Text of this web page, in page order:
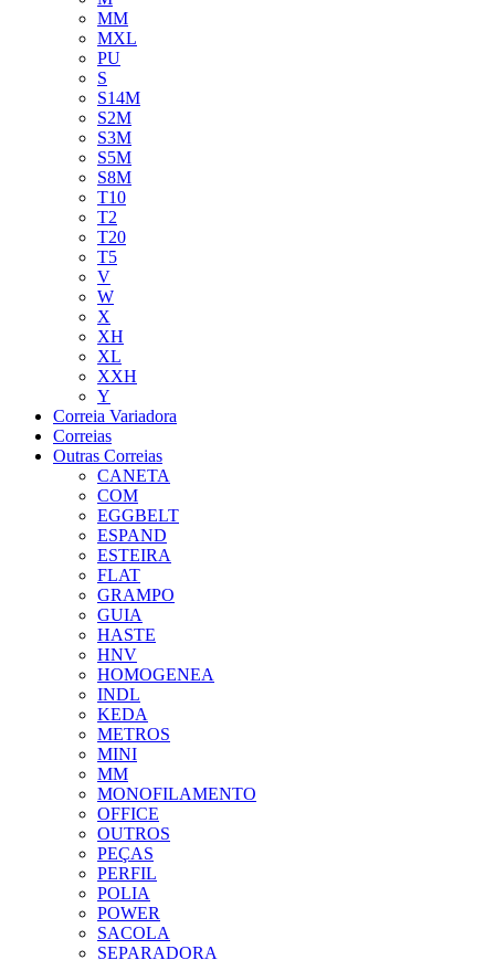
MM
MXL
PU
S
S14M
S2M
S3M
S5M
S8M
T10
T2
T20
T5
V
W
X
XH
XL
XXH
Y
Correia Variadora
Correias
Outras Correias
CANETA
COM
EGGBELT
ESPAND
ESTEIRA
FLAT
GRAMPO
GUIA
HASTE
HNV
HOMOGENEA
INDL
KEDA
METROS
MINI
MM
MONOFILAMENTO
OFFICE
OUTROS
PEÇAS
PERFIL
POLIA
POWER
SACOLA
SEPARADORA